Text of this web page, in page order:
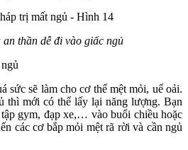
thần dễ đi vào giấc ngủ
sức sẽ làm cho cơ thể mệt mỏi, uể oải.
thì mới có thể lấy lại năng lượng. Bạn
gym, đạp xe,… vào buổi chiều hoặc
các cơ bắp mỏi mệt rã rời và cần ngủ